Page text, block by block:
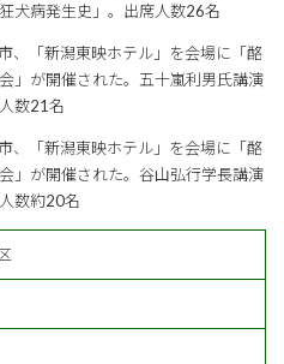
犬病発生史」。出席人数26名
、「新潟東映ホテル」を会場に「酪
」が開催された。五十嵐利男氏講演
数21名
、「新潟東映ホテル」を会場に「酪
」が開催された。谷山弘行学長講演
数約20名